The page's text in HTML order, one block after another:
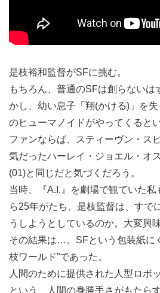
是枝裕和監督がSFに挑む。
もちろん、普通のSFは創らないは
かし、幼い息子「翔(かける)」を
のヒューマノイドがやってくると
ファンならば、スティーヴン・ス
気だったハーレイ・ジョエル・オ
(01)と同じだと気づくだろう。
当時、『A.I.』を劇場で観ていた
ら25年がたち、是枝監督は、すで
うしようとしているのか。大変興
その結果は…。SFという包装紙に
枝ワールド”であった。
人間のために提供された人型ロボ
という、人間の身勝手さがもたら